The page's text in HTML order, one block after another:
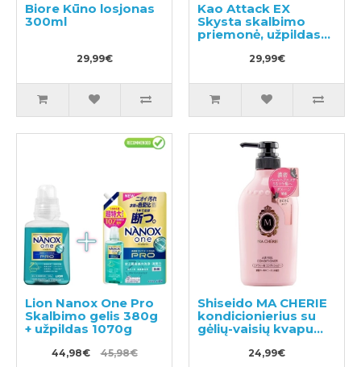
Biore Kūno losjonas
300ml
29,99€
Kao Attack EX
Skysta skalbimo
priemonė, užpildas
29,99€
Lion Nanox One Pro
Skalbimo gelis 380g
+ užpildas 1070g
44,98€ 45,98€
Shiseido MA CHERIE
kondicionierius su
gėlių-vaisių kvapu
450ml
24,99€